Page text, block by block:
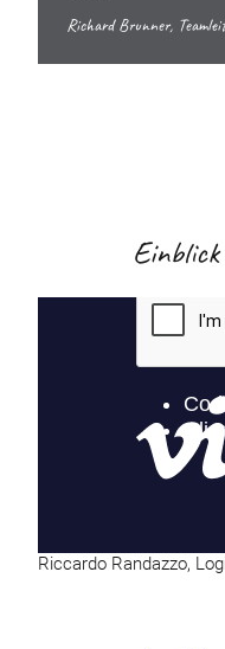
Richard Brunner,
Riccardo Randazzo,